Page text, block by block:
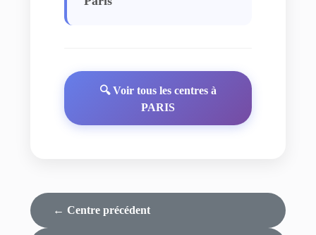
🔍 Voir tous les centres à
PARIS
← Centre précédent